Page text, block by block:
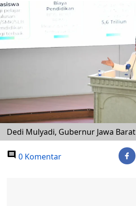
Dedi Mulyadi, Gubernur Jawa Barat
0 Komentar